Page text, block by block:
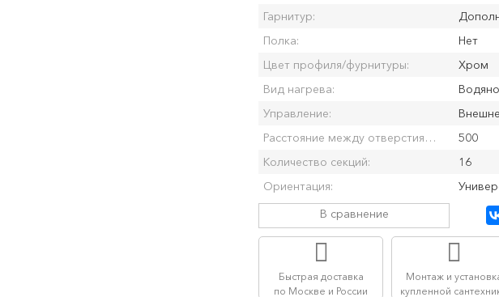
Гарнитур:
Полка:
Нет
Цвет профиля/фурнитуры:
Хром
Вид нагрева:
Управление:
Расстояние между отверстиями (по центрам; min - max), мм:
500
Количество секций:
16
Ориентация:
В сравнение
Быстрая доставка
по Москве и России
Монтаж и
купленной